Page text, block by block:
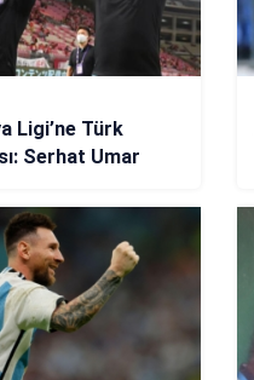
Ligi’ne Türk
Serhat Umar